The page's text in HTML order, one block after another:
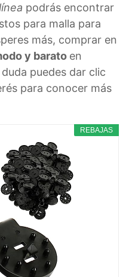
podrás encontrar
para malla para
más, comprar en
y barato en
puedes dar clic
para conocer más
REBAJAS